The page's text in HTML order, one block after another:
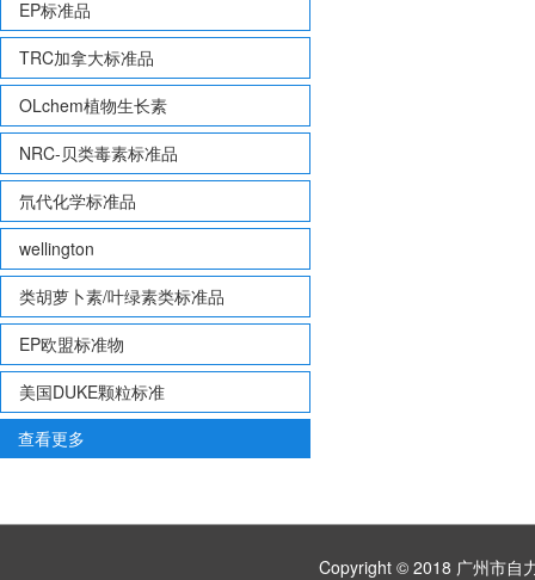
EP标准品
TRC加拿大标准品
OLchem植物生长素
NRC-贝类毒素标准品
氘代化学标准品
wellington
类胡萝卜素/叶绿素类标准品
EP欧盟标准物
美国DUKE颗粒标准
查看更多
Copyright © 2018 广州市